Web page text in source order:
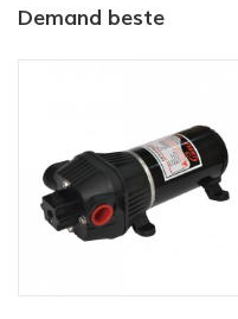
Demand beste